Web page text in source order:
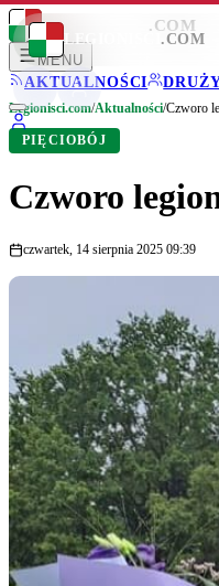
LEGIONISCI .COM
MENU
AKTUALNOŚCI
LEGIONISCI .COM
Legionisci.com/Aktualności/Czworo
PIĘCIOBÓJ
Czworo
czwartek, 14 sierpnia 2025 09:39